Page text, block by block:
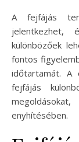
A fejfájás
különbözőek
fontos
időtartamát. A
fejfájás
enyhítésében.